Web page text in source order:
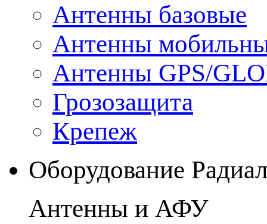
Антенны базовые
Антенны
Антенны GPS/
Грозозащита
Крепеж
Оборудование Радиал
Антенны и АФУ